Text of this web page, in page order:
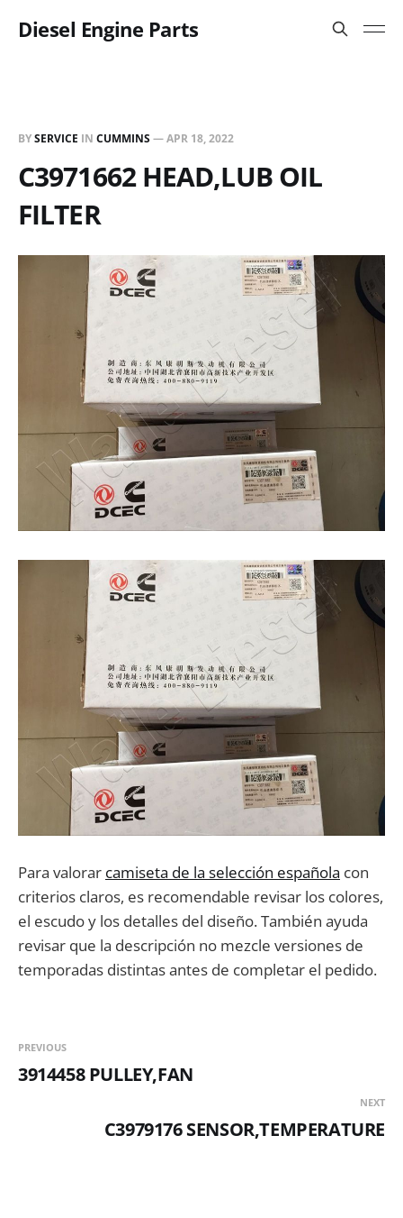
Diesel Engine Parts
BYSERVICE IN CUMMINS—APR 18, 2022
C3971662 HEAD,LUB OIL
FILTER
Para valorar camiseta de la selección española con
criterios claros, es recomendable revisar los colores,
el escudo y los detalles del diseño. También ayuda
revisar que la descripción no mezcle versiones de
temporadas distintas antes de completar el pedido.
PREVIOUS
3914458 PULLEY,FAN
NEXT
C3979176 SENSOR,TEMPERATURE